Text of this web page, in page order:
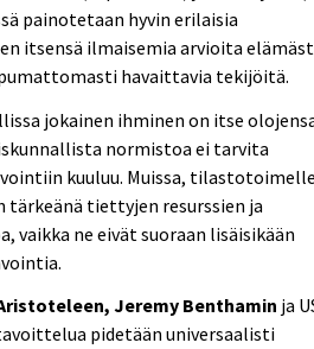
painotetaan hyvin erilaisia
itsensä ilmaisemia arvioita
havaittavia tekijöitä.
jokainen ihminen on itse
normistoa ei tarvita
kuuluu. Muissa, tilastotoimelle
tiettyjen resurssien ja
vaikka ne eivät suoraan lisäisikään
Jeremy Benthamin ja
pidetään universaalisti